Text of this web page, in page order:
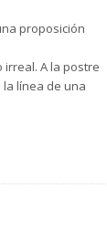
proposición
A la postre
línea de una